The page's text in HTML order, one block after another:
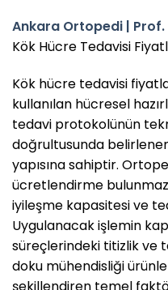
Ankara Ortopedi |
Kök Hücre Tedavisi
Kök hücre tedavisi
kullanılan hücresel
tedavi protokolünün
doğrultusunda
yapısına sahiptir.
ücretlendirme
iyileşme kapasitesi ve
Uygulanacak işlemin
süreçlerindeki titizlik ve
doku mühendisliği
şekillendiren temel